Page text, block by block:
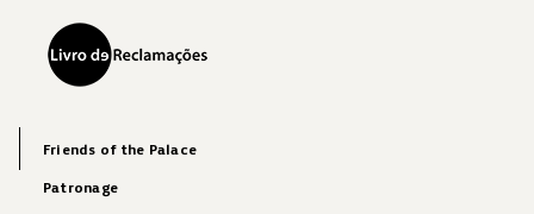
Friends of the Palace
Patronage